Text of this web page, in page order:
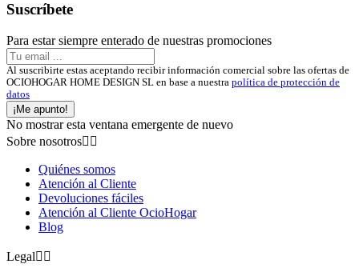
Suscríbete
Para estar siempre enterado de nuestras promociones
Al suscribirte estas aceptando recibir información comercial sobre las ofertas de
OCIOHOGAR HOME DESIGN SL en base a nuestra política de protección de
datos
¡Me apunto!
No mostrar esta ventana emergente de nuevo
Sobre nosotros 
Quiénes somos
Atención al Cliente
Devoluciones fáciles
Atención al Cliente OcioHogar
Blog
Legal 